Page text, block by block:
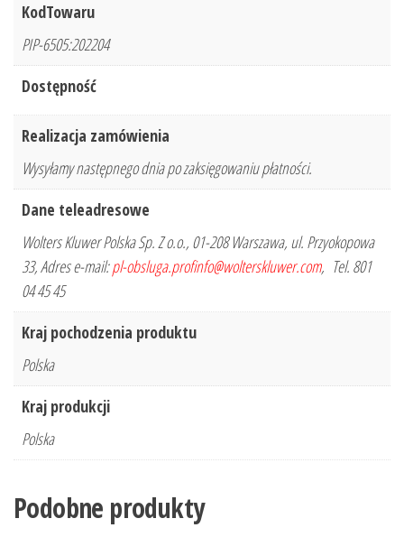
KodTowaru
PIP-6505:202204
Dostępność
Realizacja zamówienia
Wysyłamy następnego dnia po zaksięgowaniu płatności.
Dane teleadresowe
Wolters Kluwer Polska Sp. Z o.o., 01-208 Warszawa, ul. Przyokopowa
33, Adres e-mail:pl-obsluga.profinfo@wolterskluwer.com, Tel. 801
04 45 45
Kraj pochodzenia produktu
Polska
Kraj produkcji
Polska
Podobne produkty